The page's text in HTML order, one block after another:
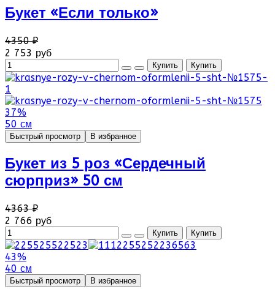
Букет «Если только»
4350 ₽
2 753 руб
37%
50 см
Быстрый просмотр В избранное
Букет из 5 роз «Сердечный
сюрприз» 50 см
4363 ₽
2 766 руб
43%
40 см
Быстрый просмотр В избранное